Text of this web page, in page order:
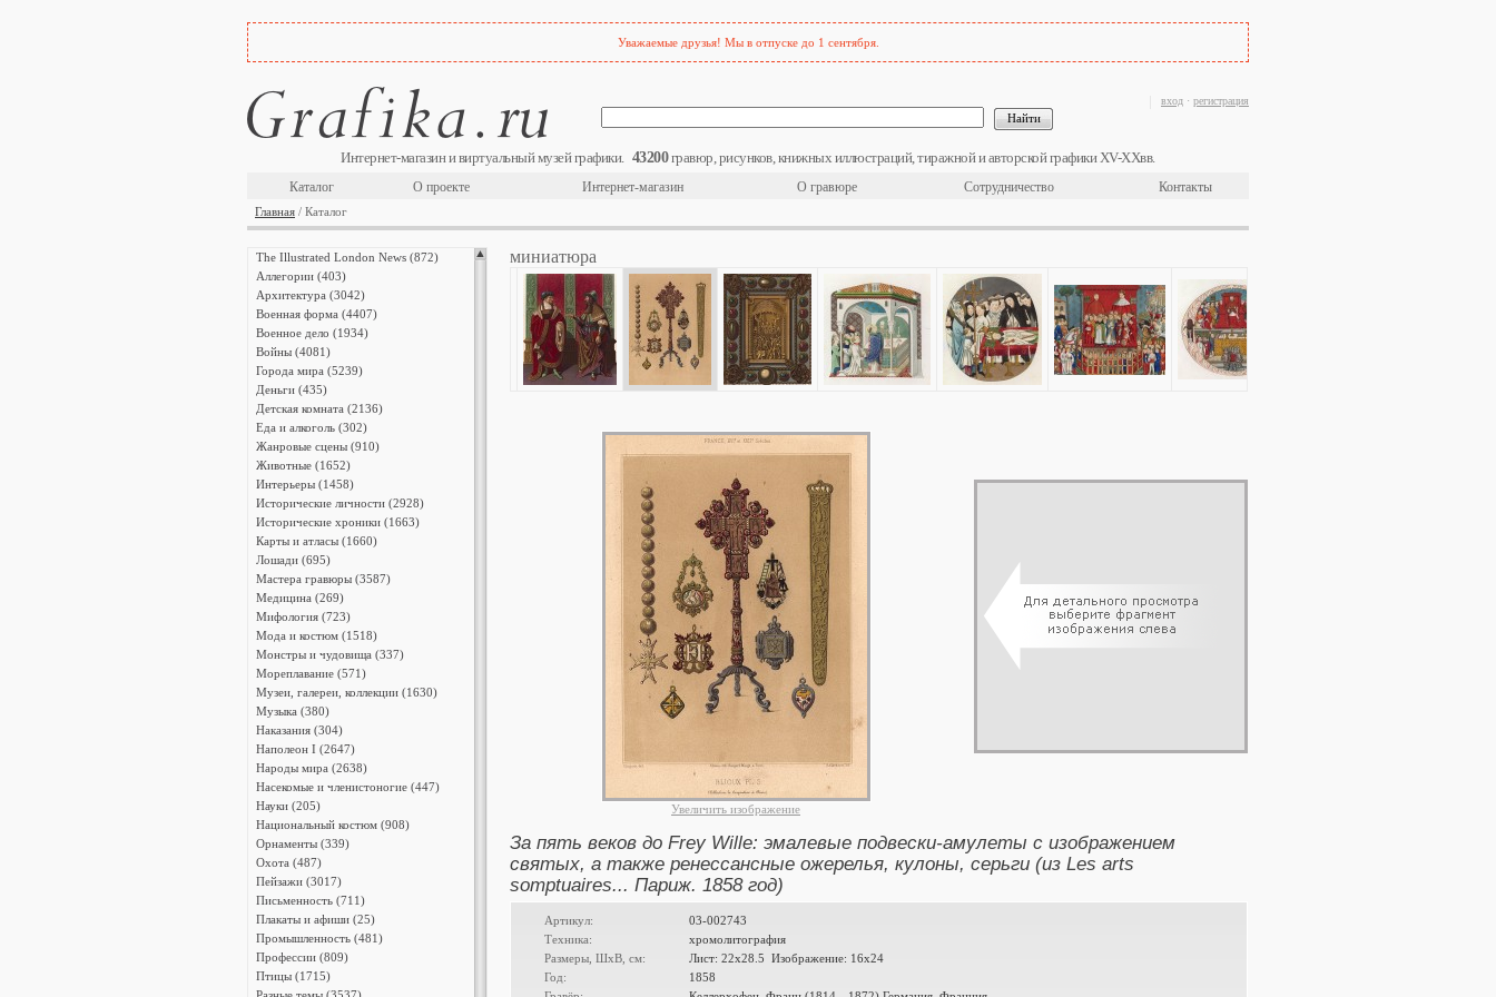
Уважаемые друзья! Мы в отпуске до 1 сентября.
вход · регистрация
Интернет-магазин и виртуальный музей графики. 43200гравюр, рисунков, книжных иллюстраций, тиражной и авторской графики XV-XXвв.
Каталог О проекте Интернет-магазин О гравюре Сотрудничество Контакты
Главная / Каталог
The Illustrated London News (872)
Аллегории (403)
Архитектура (3042)
Военная форма (4407)
Военное дело (1934)
Войны (4081)
Города мира (5239)
Деньги (435)
Детская комната (2136)
Еда и алкоголь (302)
Жанровые сцены (910)
Животные (1652)
Интерьеры (1458)
Исторические личности (2928)
Исторические хроники (1663)
Карты и атласы (1660)
Лошади (695)
Мастера гравюры (3587)
Медицина (269)
Мифология (723)
Мода и костюм (1518)
Монстры и чудовища (337)
Мореплавание (571)
Музеи, галереи, коллекции (1630)
Музыка (380)
Наказания (304)
Наполеон I (2647)
Народы мира (2638)
Насекомые и членистоногие (447)
Науки (205)
Национальный костюм (908)
Орнаменты (339)
Охота (487)
Пейзажи (3017)
Письменность (711)
Плакаты и афиши (25)
Промышленность (481)
Профессии (809)
Птицы (1715)
миниатюра
Увеличить изображение
За пять веков до Frey Wille: эмалевые подвески-амулеты с изображением
святых, а также ренессансные ожерелья, кулоны, серьги (из Les arts
somptuaires... Париж. 1858 год)
Артикул:
03-002743
Техника:
хромолитография
Размеры, ШxВ, см:
Лист: 22x28.5 Изображение: 16x24
Год:
1858